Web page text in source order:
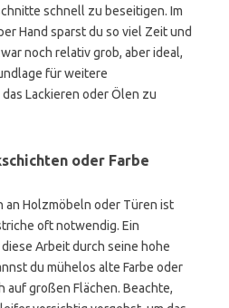
schnell zu beseitigen. Im
Hand sparst du so viel Zeit und
noch relativ grob, aber ideal,
für weitere
Lackieren oder Ölen zu
oder Farbe
an Holzmöbeln oder Türen ist
oft notwendig. Ein
Arbeit durch seine hohe
du mühelos alte Farbe oder
auf großen Flächen. Beachte,